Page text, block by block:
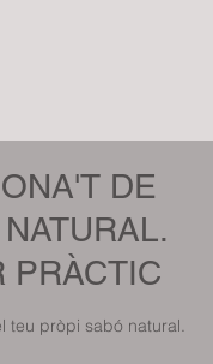
DE
PRÀCTIC
teu pròpi sabó natural.